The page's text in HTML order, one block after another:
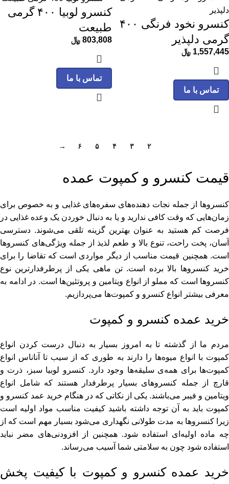
کنسرو نخود فرنگی ۴۰۰
گرمی دلپذیر
1,557,445 ﷼
تماس با ما
کنسرو لوبیا ۴۰۰ گرمی
طبیعت
803,808 ﷼
تماس با ما
۲ ۳ ۴ ۵ ۶ →
قیمت کنسرو و کمپوت عمده
کنسروها از جمله نجات دهنده‌‌‌های سفره‌های غذایی و به خصوص برای
زمان‌هایی که وقت کافی ندارید و یا به دنبال خوردن یک وعده غذایی در
فرصت کم هستید به عنوان بهترین گزینه تلقی می‌شوند. دسترسی
آسان، پخت راحت، تنوع بالا و طعم لذیذ از جمله ویژگی‌های کنسروها
است. همچنین قیمت مناسب از دیگر مواردی است که تقاضا را برای
خرید کنسروها بالا برده است. تن ماهی یکی از پرطرفدارترین نوع
کنسروها است که مملو از انواع ویتامین و پروتئین‌ها است. در ادامه به
معرفی بیشتر انواع کنسرو و کمپوت‌ها می‌پردازیم.
خرید عمده کنسرو و کمپوت
مردم ما از گذشته تا به امروز بسیار به دنبال درست کردن انواع
کمپوت با انواع میوه‌ها را دارند به طوری که از سیب تا آناناس انواع
کمپوت‌ها برای همه‌ی سلیقه‌‌ها وجود دارد. کنسرو لوبیا سبز، ذرت و
قارچ از جمله کنسروهای بسیار پرطرفدار هستند که شامل انواع
ویتامین و فیبر می‌باشند. یکی از نکاتی که در هنگام خرید عمد کنسرو و
کمپوت باید به آن توجه داشته باشید کیفیت مناسب مواد اولیه است
زیرا کنسروها به مدت طولانی نگهداری می‌شود بسیار مهم است که از
چه ماده‌ اولیه‌ای استفاده شود. همچنین از افزودنی‌های مضر نباید
استفاده شود چون به سلامتی شما آسیب می‌رساند.
خرید عمده کنسرو و کمپوت با کیفیت پخش